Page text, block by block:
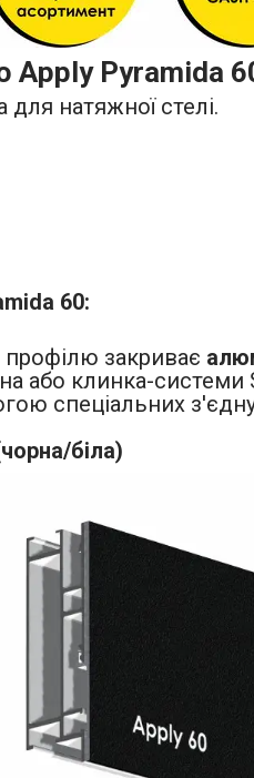
Apply Pyramida
натяжної стелі.
60:
закриває
або клинка-системи
спеціальних
біла)